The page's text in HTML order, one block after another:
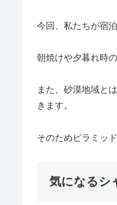
今回、私たちが宿
朝焼けや夕暮れ時
また、砂漠地域と
きます。
そのためピラミッ
気になるシ